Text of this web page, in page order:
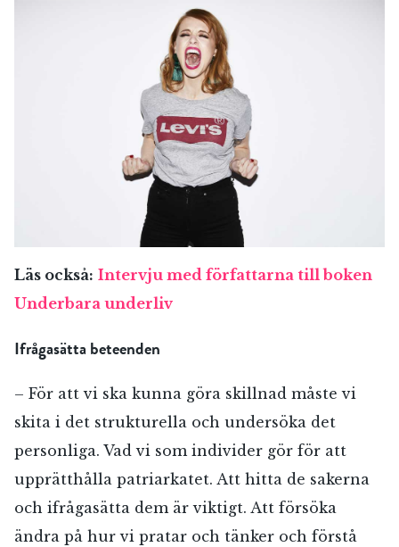
Läs också: Intervju med författarna till boken
Underbara underliv
Ifrågasätta beteenden
– För att vi ska kunna göra skillnad måste vi
skita i det strukturella och undersöka det
personliga. Vad vi som individer gör för att
upprätthålla patriarkatet. Att hitta de sakerna
och ifrågasätta dem är viktigt. Att försöka
ändra på hur vi pratar och tänker och förstå